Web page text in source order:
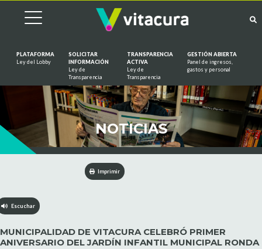
PLATAFORMA
Ley del Lobby
SOLICITAR
INFORMACIÓN
Ley de
Transparencia
TRANSPARENCIA
ACTIVA
Ley de
Transparencia
GESTIÓN ABIERTA
Panel de ingresos,
gastos y personal
NOTICIAS
Imprimir
Escuchar
MUNICIPALIDAD DE VITACURA CELEBRÓ PRIMER
ANIVERSARIO DEL JARDÍN INFANTIL MUNICIPAL RONDA